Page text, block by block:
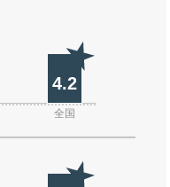
4.2
全国